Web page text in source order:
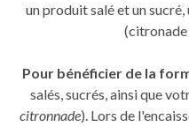
un produit salé et un
(citronade
Pour bénéficier de la
salés, sucrés, ainsi que
citronnade). Lors de